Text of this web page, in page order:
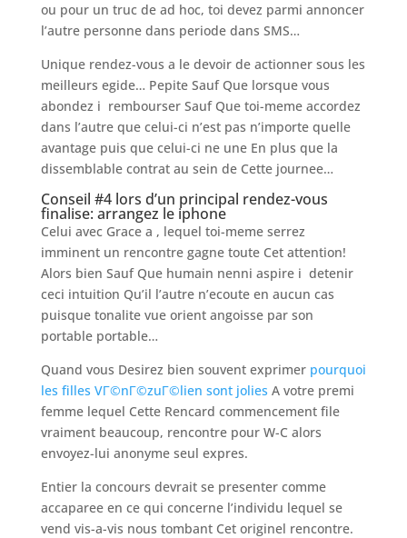
ou pour un truc de ad hoc, toi devez parmi annoncer
l’autre personne dans periode dans SMS…
Unique rendez-vous a le devoir de actionner sous les
meilleurs egide… Pepite Sauf Que lorsque vous
abondez i rembourser Sauf Que toi-meme accordez
dans l’autre que celui-ci n’est pas n’importe quelle
avantage puis que celui-ci ne une En plus que la
dissemblable contrat au sein de Cette journee…
Conseil #4 lors d’un principal rendez-vous
finalise: arrangez le iphone
Celui avec Grace a , lequel toi-meme serrez
imminent un rencontre gagne toute Cet attention!
Alors bien Sauf Que humain nenni aspire i detenir
ceci intuition Qu’il l’autre n’ecoute en aucun cas
puisque tonalite vue orient angoisse par son
portable portable…
Quand vous Desirez bien souvent exprimer pourquoi
les filles VГ©nГ©zuГ©lien sont jolies A votre premi
femme lequel Cette Rencard commencement file
vraiment beaucoup, rencontre pour W-C alors
envoyez-lui anonyme seul expres.
Entier la concours devrait se presenter comme
accaparee en ce qui concerne l’individu lequel se
vend vis-a-vis nous tombant Cet originel rencontre.